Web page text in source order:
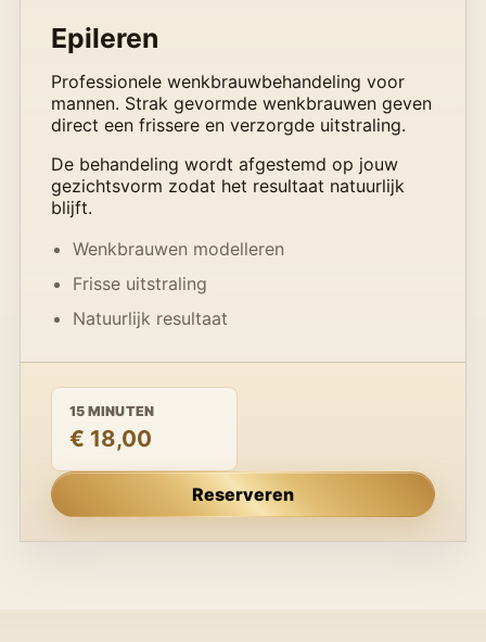
Epileren
Professionele wenkbrauwbehandeling voor
mannen. Strak gevormde wenkbrauwen geven
direct een frissere en verzorgde uitstraling.
De behandeling wordt afgestemd op jouw
gezichtsvorm zodat het resultaat natuurlijk
blijft.
Wenkbrauwen modelleren
Frisse uitstraling
Natuurlijk resultaat
15 MINUTEN
€ 18,00
Reserveren